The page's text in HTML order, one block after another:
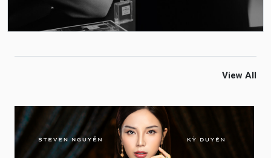
View All